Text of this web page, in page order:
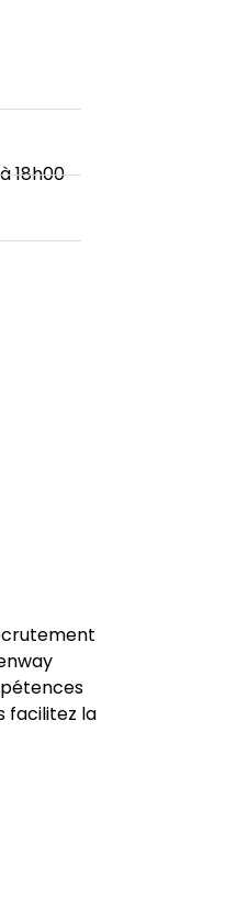
18h00
facilitez la